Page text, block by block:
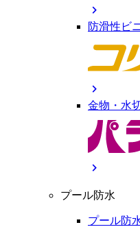
chevron_right
防滑性ビ
chevron_right
金物・水
chevron_right
プール防水
プール防